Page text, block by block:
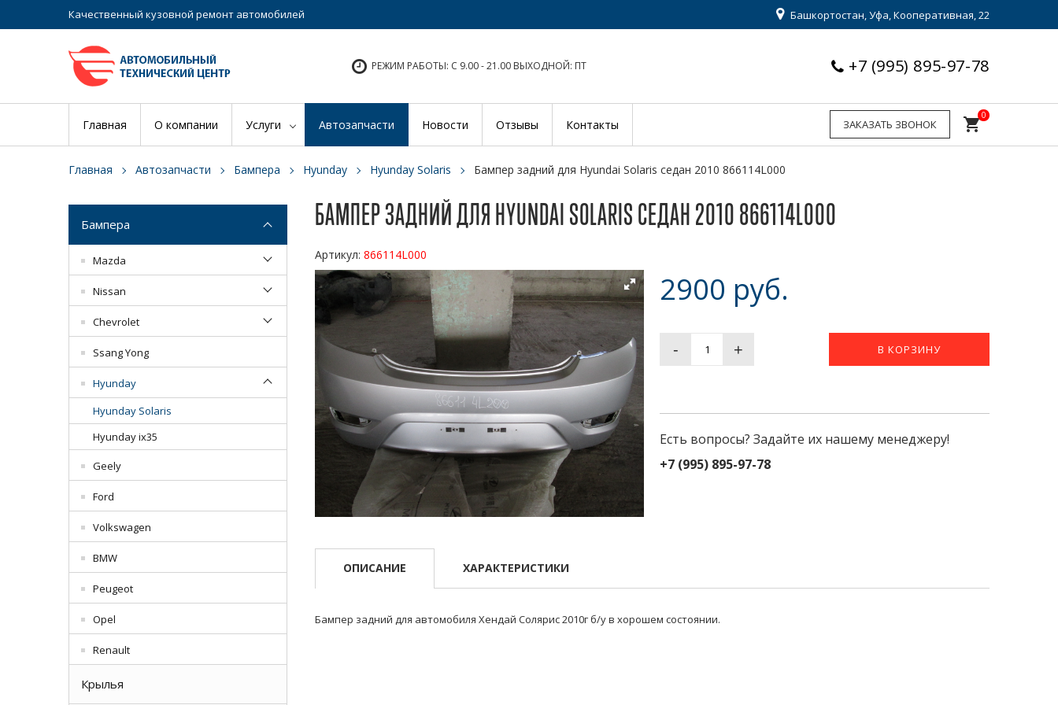
Качественный кузовной ремонт автомобилей Башкортостан, Уфа, Кооперативная, 22
+7 (995) 895-97-78
РЕЖИМ РАБОТЫ: С 9.00 - 21.00 ВЫХОДНОЙ: ПТ
ЗАКАЗАТЬ ЗВОНОК
Главная О компании Услуги Автозапчасти Новости Отзывы Контакты shopping_cart0
Главная Автозапчасти Бампера Hyunday Hyunday Solaris Бампер задний для Hyundai Solaris седан 2010 866114L000
БАМПЕР ЗАДНИЙ ДЛЯ HYUNDAI SOLARIS СЕДАН 2010 866114L000
Артикул: 866114L000
2900 руб.
- + В КОРЗИНУ
Есть вопросы? Задайте их нашему менеджеру!
+7 (995) 895-97-78
ОПИСАНИЕ ХАРАКТЕРИСТИКИ
Бампер задний для автомобиля Хендай Солярис 2010г б/у в хорошем состоянии.
Бампера
Mazda
Nissan
Chevrolet
Ssang Yong
Hyunday
Hyunday Solaris
Hyunday ix35
Geely
Ford
Volkswagen
BMW
Peugeot
Opel
Renault
Крылья